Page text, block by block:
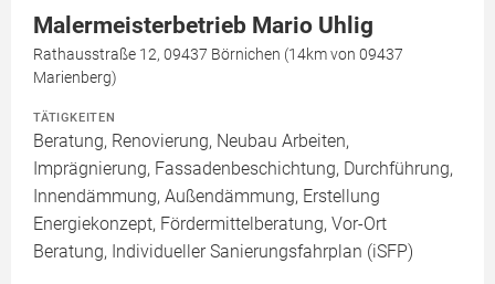
Malermeisterbetrieb Mario Uhlig
Rathausstraße 12, 09437 Börnichen (14km von 09437
Marienberg)
TÄTIGKEITEN
Beratung, Renovierung, Neubau Arbeiten,
Imprägnierung, Fassadenbeschichtung, Durchführung,
Innendämmung, Außendämmung, Erstellung
Energiekonzept, Fördermittelberatung, Vor-Ort
Beratung, Individueller Sanierungsfahrplan (iSFP)